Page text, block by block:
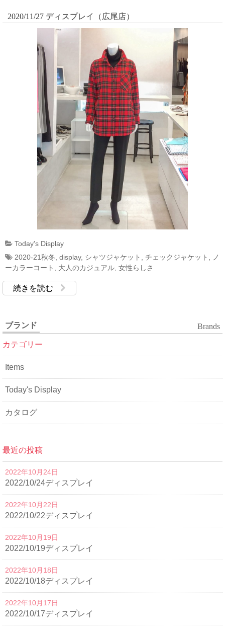
2020/11/27 ディスプレイ（広尾店）
Today's Display
2020-21秋冬 display, シャツジャケット チェックジャケット
ノ
ーカラーコート
大人のカジュアル 女性らしさ
続きを読む
ブランド Brands
カテゴリー
Items
Today's Display
カタログ
最近の投稿
2022/10/24ディスプレイ
2022年10月24日
2022/10/22ディスプレイ
2022年10月22日
2022/10/19ディスプレイ
2022年10月19日
2022/10/18ディスプレイ
2022年10月18日
2022/10/17ディスプレイ
2022年10月17日